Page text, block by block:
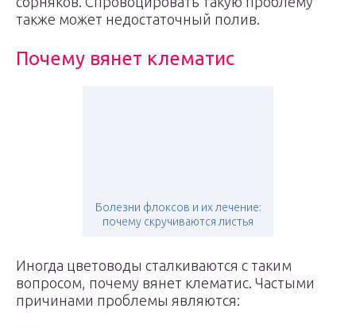
также может недостаточный полив.
Почему вянет клематис
Болезни флоксов и их лечение:
почему скручиваются листья
Иногда цветоводы сталкиваются с таким
вопросом, почему вянет клематис. Частыми
причинами проблемы являются: